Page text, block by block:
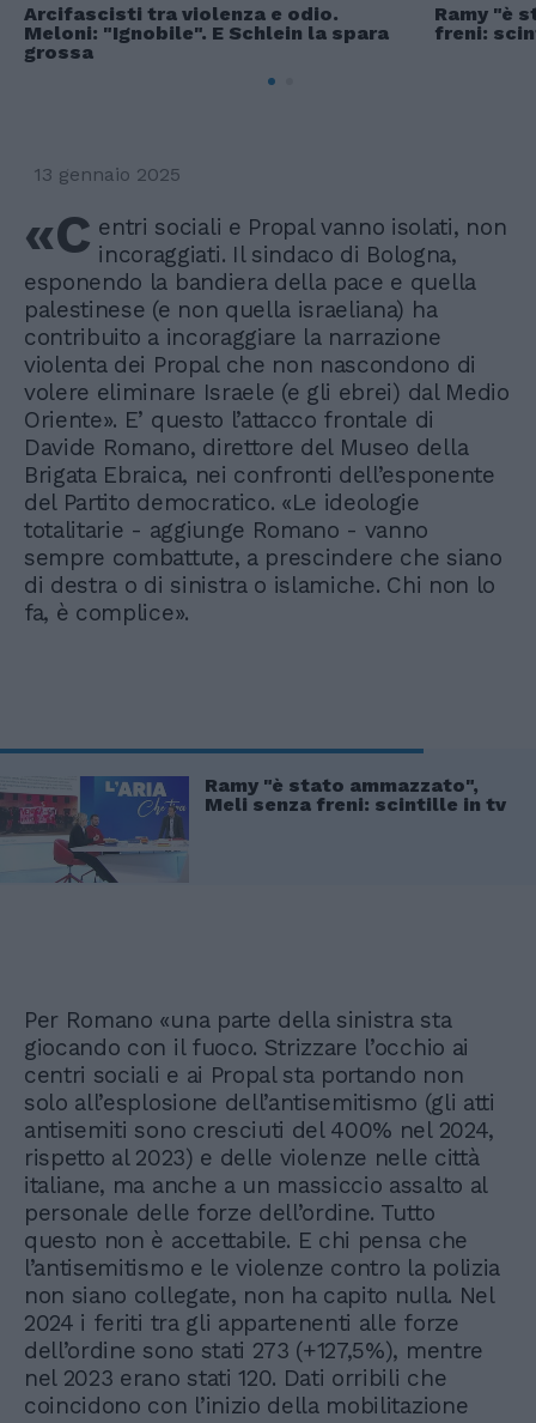
Arcifascisti tra violenza e odio.
Meloni: "Ignobile". E Schlein la spara
grossa
Ramy "è
freni:
13 gennaio 2025
«C entri sociali e Propal vanno isolati, non
incoraggiati. Il sindaco di Bologna,
esponendo la bandiera della pace e quella
palestinese (e non quella israeliana) ha
contribuito a incoraggiare la narrazione
violenta dei Propal che non nascondono di
volere eliminare Israele (e gli ebrei) dal Medio
Oriente». E’ questo l’attacco frontale di
Davide Romano, direttore del Museo della
Brigata Ebraica, nei confronti dell’esponente
del Partito democratico. «Le ideologie
totalitarie - aggiunge Romano - vanno
sempre combattute, a prescindere che siano
di destra o di sinistra o islamiche. Chi non lo
fa, è complice».
Ramy "è stato ammazzato",
Meli senza freni: scintille in tv
Per Romano «una parte della sinistra sta
giocando con il fuoco. Strizzare l’occhio ai
centri sociali e ai Propal sta portando non
solo all’esplosione dell’antisemitismo (gli atti
antisemiti sono cresciuti del 400% nel 2024,
rispetto al 2023) e delle violenze nelle città
italiane, ma anche a un massiccio assalto al
personale delle forze dell’ordine. Tutto
questo non è accettabile. E chi pensa che
l’antisemitismo e le violenze contro la polizia
non siano collegate, non ha capito nulla. Nel
2024 i feriti tra gli appartenenti alle forze
dell’ordine sono stati 273 (+127,5%), mentre
nel 2023 erano stati 120. Dati orribili che
coincidono con l’inizio della mobilitazione